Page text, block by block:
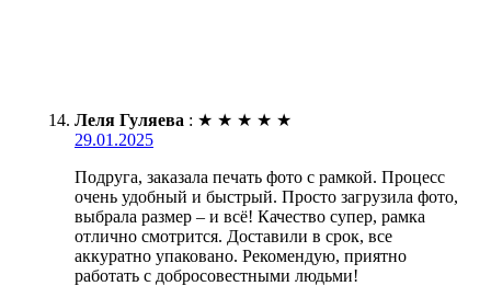
Леля Гуляева : ★ ★ ★ ★ ★
29.01.2025
Подруга, заказала печать фото с рамкой. Процесс
очень удобный и быстрый. Просто загрузила фото,
выбрала размер – и всё! Качество супер, рамка
отлично смотрится. Доставили в срок, все
аккуратно упаковано. Рекомендую, приятно
работать с добросовестными людьми!